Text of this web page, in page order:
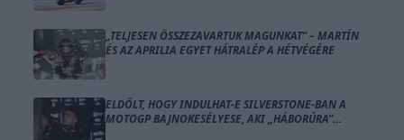
„TELJESEN ÖSSZEZAVARTUK MAGUNKAT” – MARTÍN
ÉS AZ APRILIA EGYET HÁTRALÉP A HÉTVÉGÉRE
ELDŐLT, HOGY INDULHAT-E SILVERSTONE-BAN A
MOTOGP BAJNOKESÉLYESE, AKI „HÁBORÚRA”